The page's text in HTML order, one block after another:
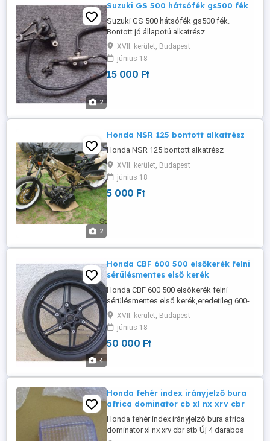
2
Suzuki GS 500 hátsófék gs500 fék
Suzuki GS 500 hátsófék gs500 fék.
Bontott jó állapotú alkatrész.
XVII. kerület, Budapest
június 18
15 000 Ft
2
Honda NSR 125 bontott alkatrész
Honda NSR 125 bontott alkatrész
XVII. kerület, Budapest
június 18
5 000 Ft
4
Honda CBF 600 500 elsőkerék felni
sérülésmentes első kerék
Honda CBF 600 500 elsőkerék felni
sérülésmentes első kerék,eredetileg 600-
as dupla féktárcsás de 500-hoz is jó,a
gumi vágott slick.
XVII. kerület, Budapest
június 18
50 000 Ft
Honda fehér index irányjelző bura
africa dominator cb xl nx xrv cbr
Honda fehér index irányjelző bura africa
dominator xl nx xrv cbr stb Új 4 darabos